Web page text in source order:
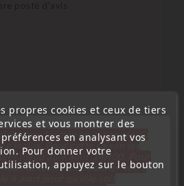
du produit
lame rétractable
propres cookies et ceux de tiers
et vous montrer des
en analysant vos
Pour donner votre
appuyez sur le bouton
sera fermée pour congés du
inclus. Pour cette raison les
jusqu'au 7 aout 14H00. Pour
devons réceptionner votre
6 aout pour qu'elle soit